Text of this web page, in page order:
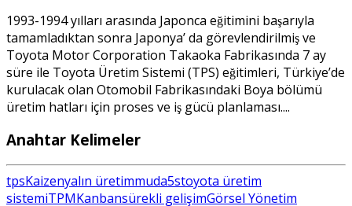
1993-1994 yılları arasında Japonca eğitimini başarıyla
tamamladıktan sonra Japonya’ da görevlendirilmiş ve
Toyota Motor Corporation Takaoka Fabrikasında 7 ay
süre ile Toyota Üretim Sistemi (TPS) eğitimleri, Türkiye’de
kurulacak olan Otomobil Fabrikasındaki Boya bölümü
üretim hatları için proses ve iş gücü planlaması....
Anahtar Kelimeler
tpsKaizenyalın üretimmuda5stoyota üretim
sistemiTPMKanbansürekli gelişimGörsel Yönetim